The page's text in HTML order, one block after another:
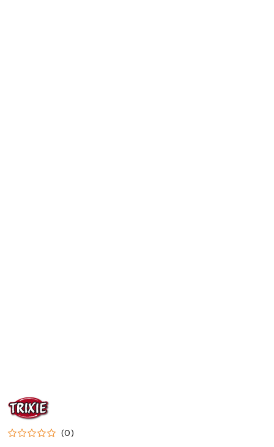
NAZWA
PRODUCENTA:
TRIXIE
(0)